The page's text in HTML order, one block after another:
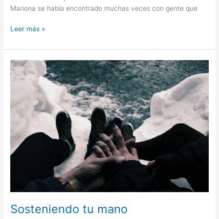
Mariona se había encontrado muchas veces con gente que
Leer más »
Sosteniendo tu mano
Sosteniendo
tu